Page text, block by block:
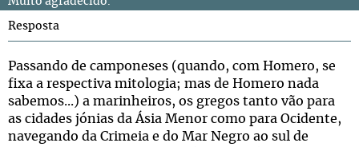
Resposta
Passando de camponeses (quando, com Homero, se
fixa a respectiva mitologia; mas de Homero nada
sabemos...) a marinheiros, os gregos tanto vão para
as cidades jónias da Ásia Menor como para Ocidente,
navegando da Crimeia e do Mar Negro ao sul de